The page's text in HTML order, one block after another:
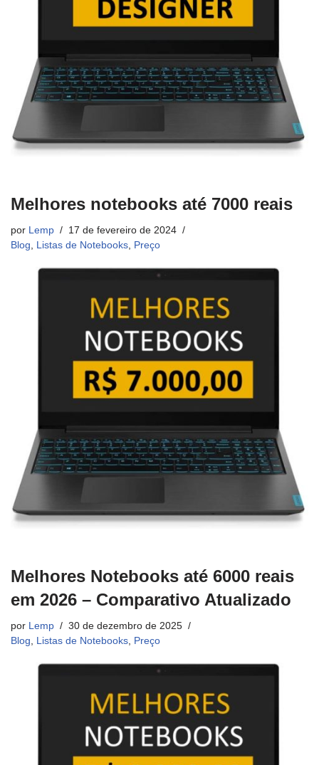
Melhores notebooks até 7000 reais
por Lemp
17 de fevereiro de 2024
Blog, Listas de Notebooks, Preço
Melhores Notebooks até 6000 reais
em 2026 – Comparativo Atualizado
por Lemp
30 de dezembro de 2025
Blog
Listas de Notebooks Preço